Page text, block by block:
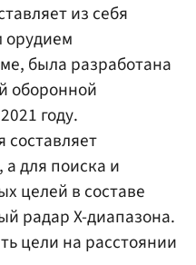
из себя
орудием
была разработана
оборонной
году.
составляет
для поиска и
целей в составе
радар X-диапазона.
цели на расстоянии